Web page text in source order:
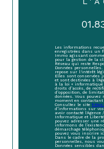
Les informations
enregistrées dans un
Immo agissant
pour la gestion de la
Réseau qui reste
Données
repose sur l'intérêt
Elles sont conservées
et sont destinées à
à la loi « informatique
droits d’accès, de
d’opposition, de
données. Vous
moment en contactant
Consultez le site
d’informations sur
avoir contacté l'Agence
Informatique et
pouvez adresser une
informons de
démarchage
pouvez vous inscrire
Dans le cadre de la
personnelles, nous
Données sensibles